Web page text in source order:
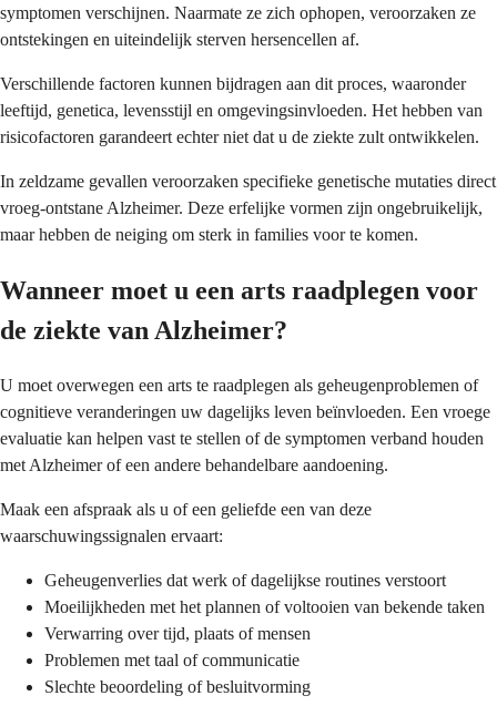
symptomen verschijnen. Naarmate ze zich ophopen, veroorzaken ze
ontstekingen en uiteindelijk sterven hersencellen af.
Verschillende factoren kunnen bijdragen aan dit proces, waaronder
leeftijd, genetica, levensstijl en omgevingsinvloeden. Het hebben van
risicofactoren garandeert echter niet dat u de ziekte zult ontwikkelen.
In zeldzame gevallen veroorzaken specifieke genetische mutaties direct
vroeg-ontstane Alzheimer. Deze erfelijke vormen zijn ongebruikelijk,
maar hebben de neiging om sterk in families voor te komen.
Wanneer moet u een arts raadplegen voor
de ziekte van Alzheimer?
U moet overwegen een arts te raadplegen als geheugenproblemen of
cognitieve veranderingen uw dagelijks leven beïnvloeden. Een vroege
evaluatie kan helpen vast te stellen of de symptomen verband houden
met Alzheimer of een andere behandelbare aandoening.
Maak een afspraak als u of een geliefde een van deze
waarschuwingssignalen ervaart:
Geheugenverlies dat werk of dagelijkse routines verstoort
Moeilijkheden met het plannen of voltooien van bekende taken
Verwarring over tijd, plaats of mensen
Problemen met taal of communicatie
Slechte beoordeling of besluitvorming